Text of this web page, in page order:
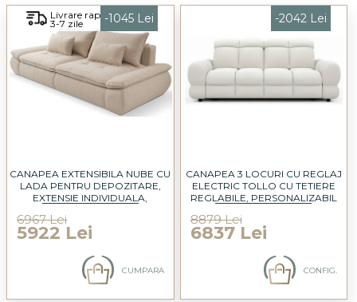
Livrare rapida
3-7 zile -1045 Lei
CANAPEA EXTENSIBILA NUBE CU
LADA PENTRU DEPOZITARE,
EXTENSIE INDIVIDUALA,
6967 Lei
5922 Lei
CUMPARA
-2042 Lei
CANAPEA 3 LOCURI CU REGLAJ
ELECTRIC TOLLO CU TETIERE
REGLABILE, PERSONALIZABIL
8879 Lei
6837 Lei
CONFIG.